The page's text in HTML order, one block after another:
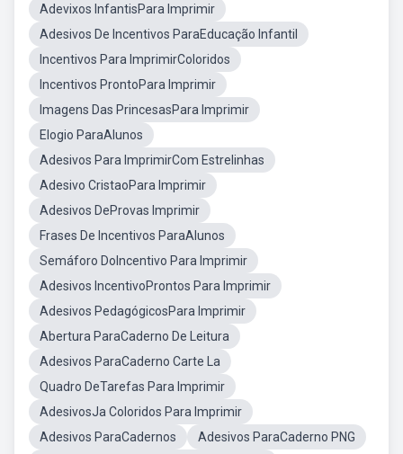
Adevixos InfantisPara Imprimir
Adesivos De Incentivos ParaEducação Infantil
Incentivos Para ImprimirColoridos
Incentivos ProntoPara Imprimir
Imagens Das PrincesasPara Imprimir
Elogio ParaAlunos
Adesivos Para ImprimirCom Estrelinhas
Adesivo CristaoPara Imprimir
Adesivos DeProvas Imprimir
Frases De Incentivos ParaAlunos
Semáforo DoIncentivo Para Imprimir
Adesivos IncentivoProntos Para Imprimir
Adesivos PedagógicosPara Imprimir
Abertura ParaCaderno De Leitura
Adesivos ParaCaderno Carte La
Quadro DeTarefas Para Imprimir
AdesivosJa Coloridos Para Imprimir
Adesivos ParaCadernos
Adesivos ParaCaderno PNG